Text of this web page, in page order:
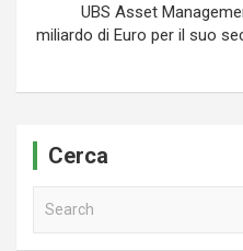
UBS Asset
miliardo di Euro per il suo
Cerca